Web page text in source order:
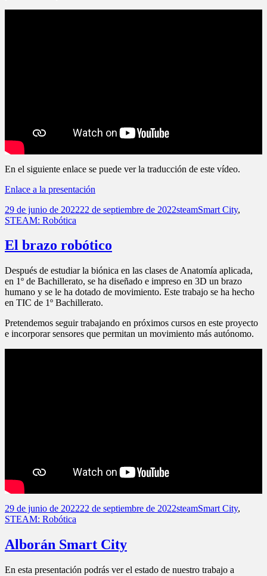
En el siguiente enlace se puede ver la traducción de este vídeo.
Enlace a la presentación
Publicado
el
29 de junio de 202222 de septiembre de 2022Autor
steamCategorías
Smart City,
STEAM: Robótica
El brazo robótico
Después de estudiar la biónica en las clases de Anatomía aplicada,
en 1º de Bachillerato, se ha diseñado e impreso en 3D un brazo
humano y se le ha dotado de movimiento. Este trabajo se ha hecho
en TIC de 1º Bachillerato.
Pretendemos seguir trabajando en próximos cursos en este proyecto
e incorporar sensores que permitan un movimiento más autónomo.
Publicado
el
29 de junio de 202222 de septiembre de 2022Autor
steamCategorías
Smart City,
STEAM: Robótica
Alborán Smart City
En esta presentación podrás ver el estado de nuestro trabajo a